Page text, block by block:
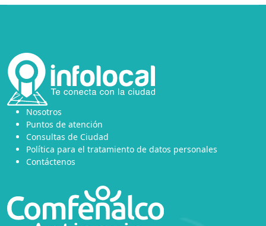
Nosotros
Puntos de atención
Consultas de Ciudad
Política para el tratamiento de datos personales
Contáctenos